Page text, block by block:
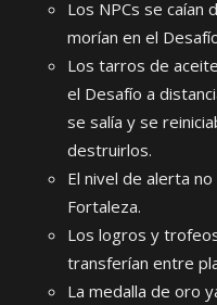
Los NPCs se caían
morían en el
Los tarros de
el Desafío a
se salía y se
destruirlos.
El nivel de alerta
Fortaleza.
Los logros y
transferían entre
La medalla de oro